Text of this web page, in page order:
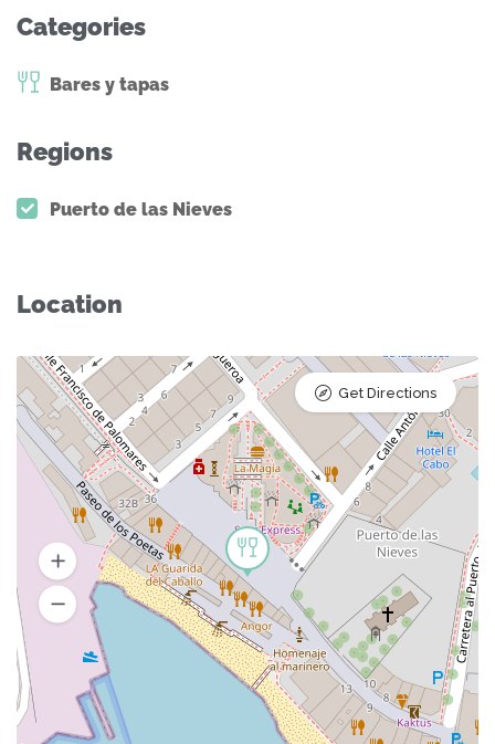
Categories
Bares y tapas
Regions
Puerto de las Nieves
Location
Get Directions